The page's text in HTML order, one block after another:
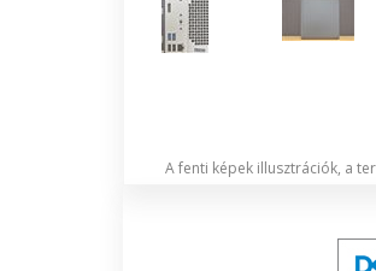
A fenti képek illusztrációk, a